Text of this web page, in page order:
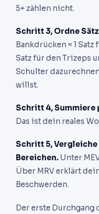
5+ zählen nicht.
Schritt 3, Ordne
Bankdrücken = 1
Satz für den Trizeps
Schulter
willst.
Schritt 4, Summiere
Das ist dein reales
Schritt 5, Vergleiche
Bereichen. Unter
Über MRV erklärt
Beschwerden.
Der erste Durchgang